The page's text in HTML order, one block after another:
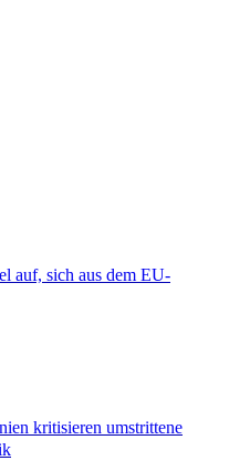
auf, sich aus dem EU-
kritisieren umstrittene